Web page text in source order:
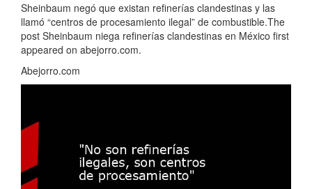
Sheinbaum negó que existan refinerías clandestinas y las
llamó “centros de procesamiento ilegal” de combustible.The
post Sheinbaum niega refinerías clandestinas en México first
appeared on abejorro.com.
Abejorro.com